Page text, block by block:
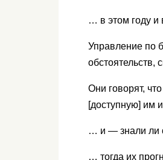
… в этом году и
Управление по
Они говорят,
[доступную]
… и — знали ли
… тогда их